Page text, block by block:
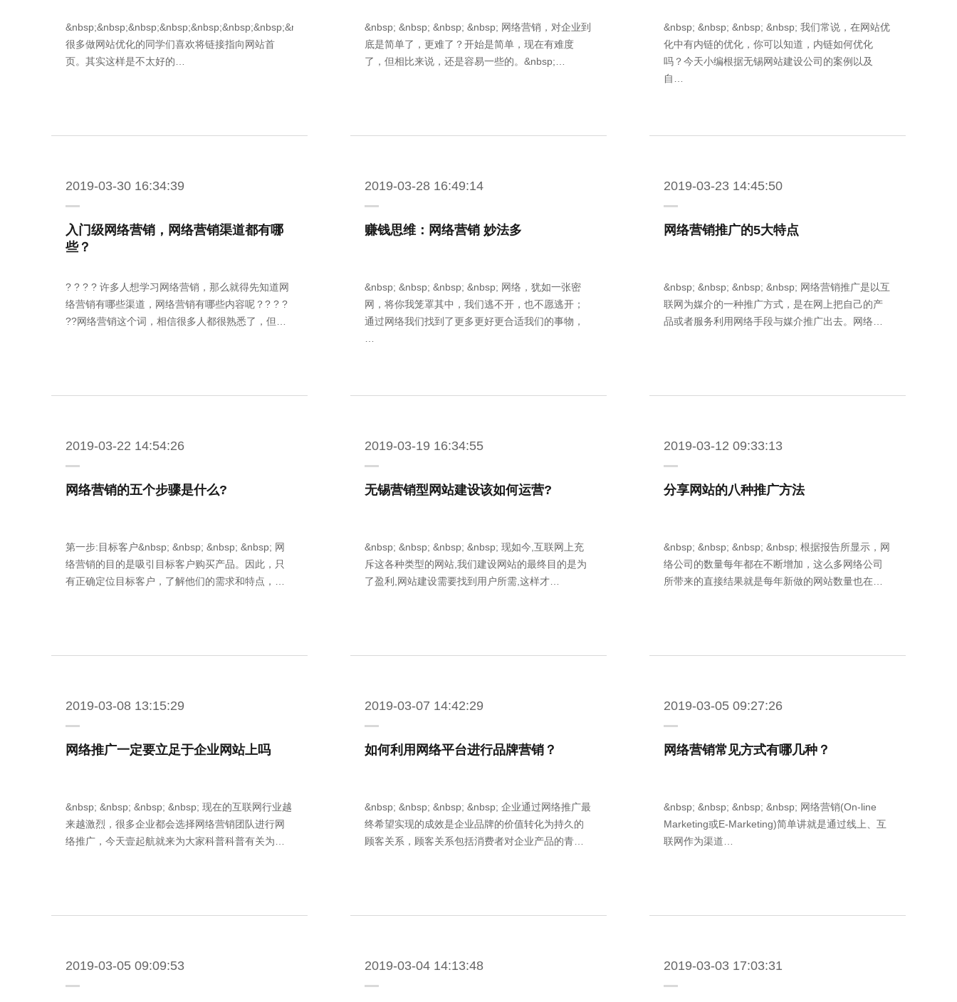
&nbsp;&nbsp;&nbsp;&nbsp;&nbsp;&nbsp;&nbsp;&nbsp;
很多做网站优化的同学们喜欢将链接指向网站首
页。其实这样是不太好的…
&nbsp; &nbsp; &nbsp; &nbsp; 网络营销，对企业到
底是简单了，更难了？开始是简单，现在有难度
了，但相比来说，还是容易一些的。&nbsp;…
&nbsp; &nbsp; &nbsp; &nbsp; 我们常说，在网站优
化中有内链的优化，你可以知道，内链如何优化
吗？今天小编根据无锡网站建设公司的案例以及
自…
2019-03-30 16:34:39
入门级网络营销，网络营销渠道都有哪
些？
? ? ? ? 许多人想学习网络营销，那么就得先知道网
络营销有哪些渠道，网络营销有哪些内容呢？? ? ?
??网络营销这个词，相信很多人都很熟悉了，但…
2019-03-28 16:49:14
赚钱思维：网络营销 妙法多
&nbsp; &nbsp; &nbsp; &nbsp; 网络，犹如一张密
网，将你我笼罩其中，我们逃不开，也不愿逃开；
通过网络我们找到了更多更好更合适我们的事物，
2019-03-23 14:45:50
网络营销推广的5大特点
&nbsp; &nbsp; &nbsp; &nbsp; 网络营销推广是以互
联网为媒介的一种推广方式，是在网上把自己的产
品或者服务利用网络手段与媒介推广出去。网络…
2019-03-22 14:54:26
网络营销的五个步骤是什么?
第一步:目标客户&nbsp; &nbsp; &nbsp; &nbsp; 网
络营销的目的是吸引目标客户购买产品。因此，只
有正确定位目标客户，了解他们的需求和特点，…
2019-03-19 16:34:55
无锡营销型网站建设该如何运营?
&nbsp; &nbsp; &nbsp; &nbsp; 现如今,互联网上充
斥这各种类型的网站,我们建设网站的最终目的是为
了盈利,网站建设需要找到用户所需,这样才…
2019-03-12 09:33:13
分享网站的八种推广方法
&nbsp; &nbsp; &nbsp; &nbsp; 根据报告所显示，网
络公司的数量每年都在不断增加，这么多网络公司
所带来的直接结果就是每年新做的网站数量也在…
2019-03-08 13:15:29
网络推广一定要立足于企业网站上吗
&nbsp; &nbsp; &nbsp; &nbsp; 现在的互联网行业越
来越激烈，很多企业都会选择网络营销团队进行网
络推广，今天壹起航就来为大家科普科普有关为…
2019-03-07 14:42:29
如何利用网络平台进行品牌营销？
&nbsp; &nbsp; &nbsp; &nbsp; 企业通过网络推广最
终希望实现的成效是企业品牌的价值转化为持久的
顾客关系，顾客关系包括消费者对企业产品的青…
2019-03-05 09:27:26
网络营销常见方式有哪几种？
&nbsp; &nbsp; &nbsp; &nbsp; 网络营销(On-line
Marketing或E-Marketing)简单讲就是通过线上、互
联网作为渠道…
2019-03-05 09:09:53 2019-03-04 14:13:48 2019-03-03 17:03:31